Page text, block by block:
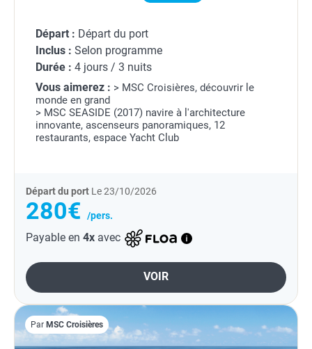
Départ : Départ du port
Inclus : Selon programme
Durée : 4 jours / 3 nuits
Vous aimerez : > MSC Croisières, découvrir le
monde en grand
> MSC SEASIDE (2017) navire à l'architecture
innovante, ascenseurs panoramiques, 12
restaurants, espace Yacht Club
Départ du port Le 23/10/2026
280€ /pers.
Payable en 4x avec
VOIR
Par MSC Croisières